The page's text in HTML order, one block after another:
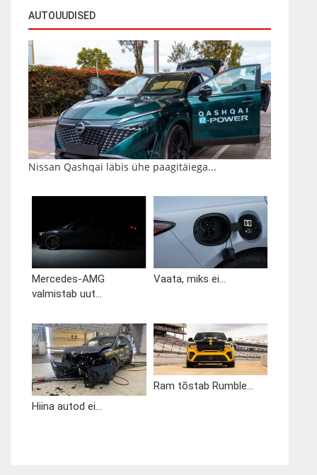
AUTOUUDISED
Nissan Qashqai läbis ühe paagitäiega...
Mercedes-AMG
valmistab uut...
Vaata, miks ei...
Hiina autod ei...
Ram tõstab Rumble...